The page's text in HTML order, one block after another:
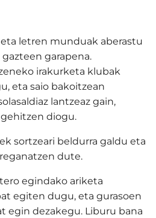
letren munduak aberastu
garapena.
irakurketa klubak
eta saio bakoitzean
lantzeaz gain,
diogu.
sortzeari beldurra galdu eta
dute.
egindako ariketa
egiten dugu, eta gurasoen
egin dezakegu. Liburu bana